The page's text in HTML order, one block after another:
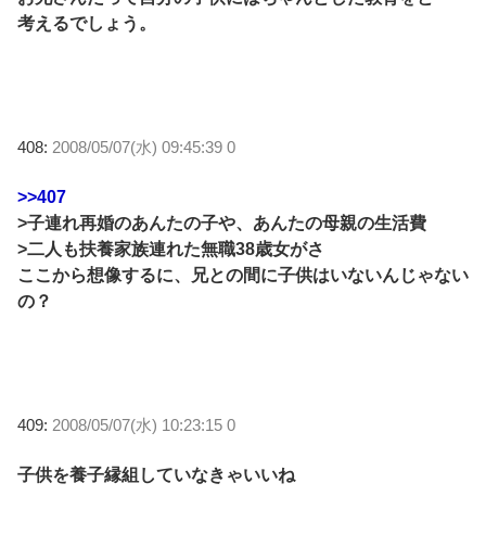
考えるでしょう。
408: 2008/05/07(水) 09:45:39 0
>>407
>子連れ再婚のあんたの子や、あんたの母親の生活費
>二人も扶養家族連れた無職38歳女がさ
ここから想像するに、兄との間に子供はいないんじゃない
の？
409: 2008/05/07(水) 10:23:15 0
子供を養子縁組していなきゃいいね